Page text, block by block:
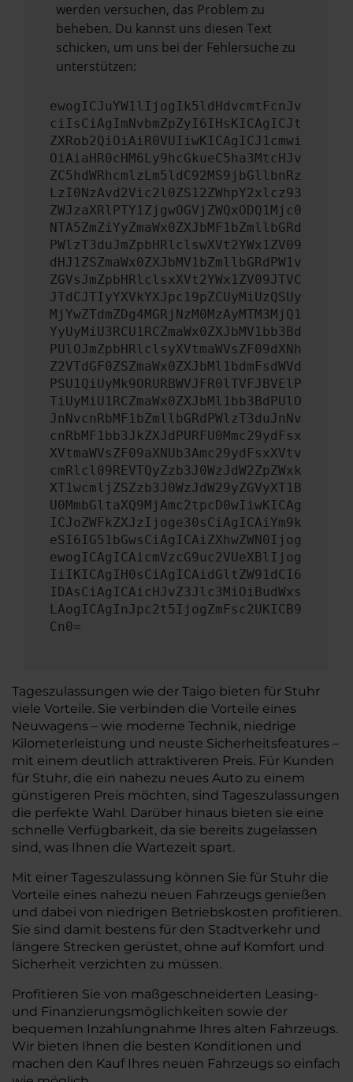
werden versuchen, das Problem zu
beheben. Du kannst uns diesen Text
schicken, um uns bei der Fehlersuche zu
unterstützen:
ewogICJuYW1lIjogIk5ldHdvcmtFcnJv
ciIsCiAgImNvbmZpZyI6IHsKICAgICJt
ZXRob2QiOiAiR0VUIiwKICAgICJ1cmwi
OiAiaHR0cHM6Ly9hcGkueC5ha3MtcHJv
ZC5hdWRhcmlzLm5ldC92MS9jbGllbnRz
LzI0NzAvd2Vic2l0ZS12ZWhpY2xlcz93
ZWJzaXRlPTY1ZjgwOGVjZWQxODQ1Mjc0
NTA5ZmZiYyZmaWx0ZXJbMF1bZmllbGRd
PWlzT3duJmZpbHRlclswXVt2YWx1ZV09
dHJ1ZSZmaWx0ZXJbMV1bZmllbGRdPW1v
ZGVsJmZpbHRlclsxXVt2YWx1ZV09JTVC
JTdCJTIyYXVkYXJpc19pZCUyMiUzQSUy
MjYwZTdmZDg4MGRjNzM0MzAyMTM3MjQ1
YyUyMiU3RCU1RCZmaWx0ZXJbMV1bb3Bd
PUlOJmZpbHRlclsyXVtmaWVsZF09dXNh
Z2VTdGF0ZSZmaWx0ZXJbMl1bdmFsdWVd
PSU1QiUyMk9ORURBWVJFR0lTVFJBVElP
TiUyMiU1RCZmaWx0ZXJbMl1bb3BdPUlO
JnNvcnRbMF1bZmllbGRdPWlzT3duJnNv
cnRbMF1bb3JkZXJdPURFU0Mmc29ydFsx
XVtmaWVsZF09aXNUb3Amc29ydFsxXVtv
cmRlcl09REVTQyZzb3J0WzJdW2ZpZWxk
XT1wcmljZSZzb3J0WzJdW29yZGVyXT1B
U0MmbGltaXQ9MjAmc2tpcD0wIiwKICAg
ICJoZWFkZXJzIjoge30sCiAgICAiYm9k
eSI6IG51bGwsCiAgICAiZXhwZWN0Ijog
ewogICAgICAicmVzcG9uc2VUeXBlIjog
IiIKICAgIH0sCiAgICAidGltZW91dCI6
IDAsCiAgICAicHJvZ3Jlc3MiOiBudWxs
LAogICAgInJpc2t5IjogZmFsc2UKICB9
Cn0=
Tageszulassungen wie der Taigo bieten für Stuhr
viele Vorteile. Sie verbinden die Vorteile eines
Neuwagens – wie moderne Technik, niedrige
Kilometerleistung und neuste Sicherheitsfeatures –
mit einem deutlich attraktiveren Preis. Für Kunden
für Stuhr, die ein nahezu neues Auto zu einem
günstigeren Preis möchten, sind Tageszulassungen
die perfekte Wahl. Darüber hinaus bieten sie eine
schnelle Verfügbarkeit, da sie bereits zugelassen
sind, was Ihnen die Wartezeit spart.
Mit einer Tageszulassung können Sie für Stuhr die
Vorteile eines nahezu neuen Fahrzeugs genießen
und dabei von niedrigen Betriebskosten profitieren.
Sie sind damit bestens für den Stadtverkehr und
längere Strecken gerüstet, ohne auf Komfort und
Sicherheit verzichten zu müssen.
Profitieren Sie von maßgeschneiderten Leasing-
und Finanzierungsmöglichkeiten sowie der
bequemen Inzahlungnahme Ihres alten Fahrzeugs.
Wir bieten Ihnen die besten Konditionen und
machen den Kauf Ihres neuen Fahrzeugs so einfach